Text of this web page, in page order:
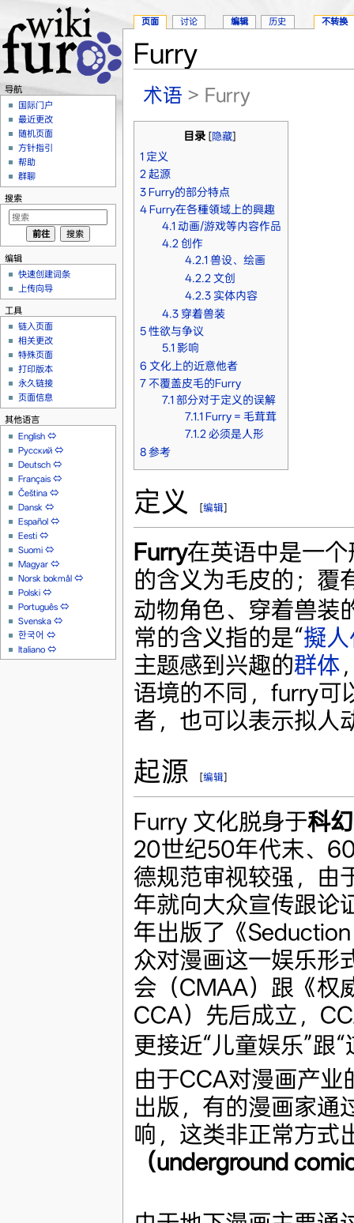
Furry
术语 > Furry
目录[隐藏]
1 定义
2 起源
3 Furry的部分特点
4 Furry在各種領域上的興趣
4.1 动画/游戏等内容作品
4.2创作
4.2.1 兽设、绘画
4.2.2 文创
4.2.3 实体内容
4.3 穿着兽装
5 性欲与争议
5.1 影响
6 文化上的近意他者
7 不覆盖皮毛的Furry
7.1 部分对于定义的误解
7.1.1 Furry = 毛茸茸
7.1.2 必须是人形
8 参考
定义 [编辑]
Furry在英语中是一
的含义为毛皮的；覆
动物角色、穿着兽装
常的含义指的是“擬
主题感到兴趣的群体
语境的不同，furry可
者，也可以表示拟人
起源 [编辑]
Furry 文化脱身于科
20世纪50年代末、
德规范审视较强，由
年就向大众宣传跟论
年出版了《
众对漫画这一娱乐形
会（CMAA）跟《权
CCA）先后成立，
更接近“儿童娱乐”跟
由于CCA对漫画产业
出版，有的漫画家通
响，这类非正常方式
（underground
页面 讨论 编辑 历史 不转换
导航
国际门户
最近更改
随机页面
方针指引
帮助
群聊
搜索
编辑
快速创建词条
上传向导
工具
链入页面
相关更改
特殊页面
打印版本
永久链接
页面信息
其他语言
English ⇔
Русский ⇔
Deutsch ⇔
Français ⇔
Čeština ⇔
Dansk ⇔
Español ⇔
Eesti ⇔
Suomi ⇔
Magyar ⇔
Norsk bokmål ⇔
Polski ⇔
Português ⇔
Svenska ⇔
한국어 ⇔
Italiano ⇔